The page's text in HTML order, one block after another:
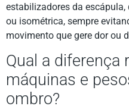
estabilizadores da
ou isométrica, sempre
movimento que gere dor ou
Qual a diferença
máquinas e
ombro?